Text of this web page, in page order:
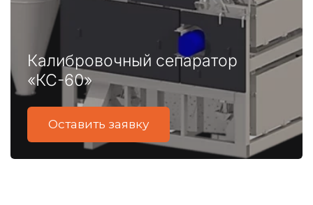
Калибровочный сепаратор
«КС-60»
Оставить заявку